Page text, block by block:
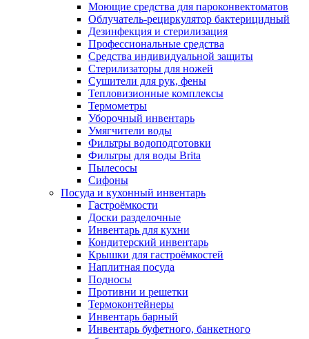
Моющие средства для пароконвектоматов
Облучатель-рециркулятор бактерицидный
Дезинфекция и стерилизация
Профессиональные средства
Средства индивидуальной защиты
Стерилизаторы для ножей
Сушители для рук, фены
Тепловизионные комплексы
Термометры
Уборочный инвентарь
Умягчители воды
Фильтры водоподготовки
Фильтры для воды Brita
Пылесосы
Сифоны
Посуда и кухонный инвентарь
Гастроёмкости
Доски разделочные
Инвентарь для кухни
Кондитерский инвентарь
Крышки для гастроёмкостей
Наплитная посуда
Подносы
Противни и решетки
Термоконтейнеры
Инвентарь барный
Инвентарь буфетного, банкетного